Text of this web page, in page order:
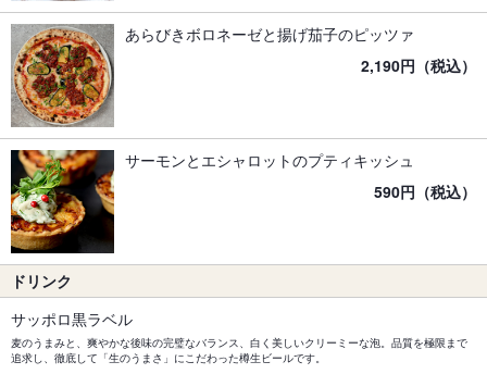
あらびきボロネーゼと揚げ茄子のピッツァ
2,190円（税込）
サーモンとエシャロットのプティキッシュ
590円（税込）
ドリンク
サッポロ黒ラベル
麦のうまみと、爽やかな後味の完璧なバランス、白く美しいクリーミーな泡。品質を極限まで
追求し、徹底して「生のうまさ」にこだわった樽生ビールです。